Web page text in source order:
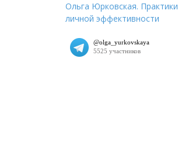
Ольга Юрковская. Практики
личной эффективности